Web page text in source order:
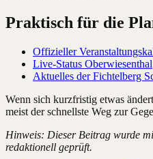
Praktisch für die
Offizieller
Live-Status Oberwiesenthal
Aktuelles der Fichtelberg
Wenn sich kurzfristig etwas
meist der schnellste Weg zur
Hinweis: Dieser Beitrag wurde
redaktionell geprüft.